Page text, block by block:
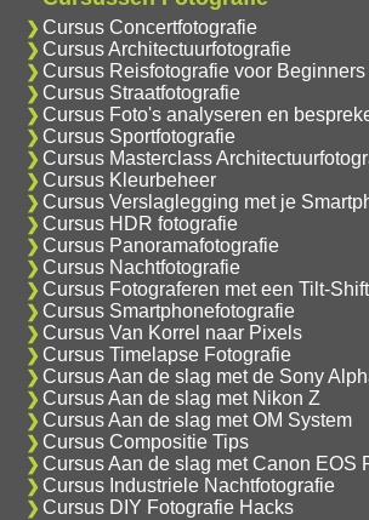
Cursus Concertfotografie
Cursus Architectuurfotografie
Cursus Reisfotografie voor Beginners
Cursus Straatfotografie
Cursus Foto's analyseren en
Cursus Sportfotografie
Cursus Masterclass
Cursus Kleurbeheer
Cursus Verslaglegging met je
Cursus HDR fotografie
Cursus Panoramafotografie
Cursus Nachtfotografie
Cursus Fotograferen met een Tilt-
Cursus Smartphonefotografie
Cursus Van Korrel naar Pixels
Cursus Timelapse Fotografie
Cursus Aan de slag met de Sony
Cursus Aan de slag met Nikon Z
Cursus Aan de slag met OM System
Cursus Compositie Tips
Cursus Aan de slag met Canon EOS
Cursus Industriele Nachtfotografie
Cursus DIY Fotografie Hacks